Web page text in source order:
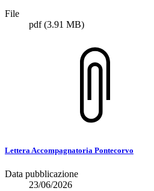
File
pdf(3.91 MB)
Lettera Accompagnatoria Pontecorvo
Data pubblicazione
23/06/2026